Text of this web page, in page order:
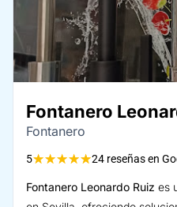
Fontanero
Fontanero
5★★★★★24 reseñas en
Fontanero Leonardo Ruiz es